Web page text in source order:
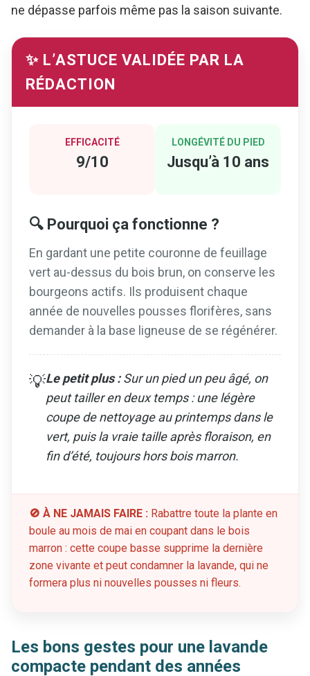
ne dépasse parfois même pas la saison suivante.
✨ L’ASTUCE VALIDÉE PAR LA
RÉDACTION
EFFICACITÉ
9/10
LONGÉVITÉ DU PIED
Jusqu’à 10 ans
🔍 Pourquoi ça fonctionne ?
En gardant une petite couronne de feuillage
vert au-dessus du bois brun, on conserve les
bourgeons actifs. Ils produisent chaque
année de nouvelles pousses florifères, sans
demander à la base ligneuse de se régénérer.
💡Le petit plus :Sur un pied un peu âgé, on
peut tailler en deux temps : une légère
coupe de nettoyage au printemps dans le
vert, puis la vraie taille après floraison, en
fin d’été, toujours hors bois marron.
🚫 À NE JAMAIS FAIRE : Rabattre toute la plante en
boule au mois de mai en coupant dans le bois
marron : cette coupe basse supprime la dernière
zone vivante et peut condamner la lavande, qui ne
formera plus ni nouvelles pousses ni fleurs.
Les bons gestes pour une lavande
compacte pendant des années